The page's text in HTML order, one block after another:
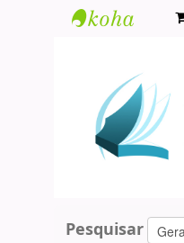
Agamenon
Magalhães
Pesquisar